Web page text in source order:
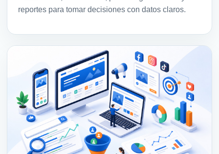
reportes para tomar decisiones con datos claros.